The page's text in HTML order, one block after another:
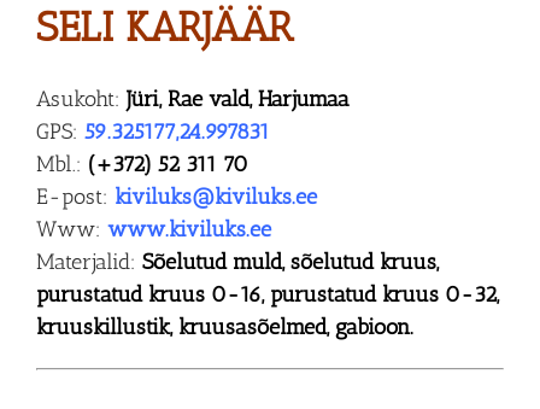
SELI KARJÄÄR
Asukoht: Jüri, Rae vald, Harjumaa
GPS: 59.325177,24.997831
Mbl.: (+372) 52 311 70
E-post: kiviluks@kiviluks.ee
Www: www.kiviluks.ee
Materjalid: Sõelutud muld, sõelutud kruus,
purustatud kruus 0-16, purustatud kruus 0-32,
kruuskillustik, kruusasõelmed, gabioon.